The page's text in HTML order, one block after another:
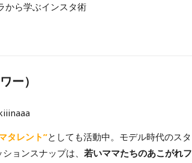
から学ぶインスタ術
ー）
タレント”としても活動中。モデル時代のスタ
ョンスナップは、 若いママたちのあこがれフ